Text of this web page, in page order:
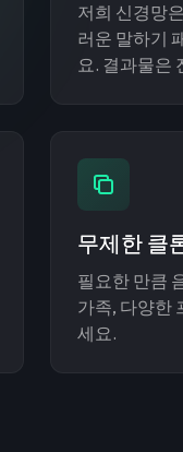
저희 신경망
러운 말하기
요. 결과물은
무제한 클
필요한 만큼
가족, 다양한
세요.